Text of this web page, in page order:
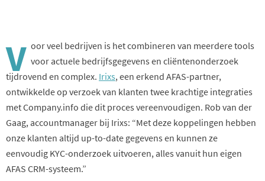
V oor veel bedrijven is het combineren van meerdere tools
voor actuele bedrijfsgegevens en cliëntenonderzoek
tijdrovend en complex. Irixs, een erkend AFAS-partner,
ontwikkelde op verzoek van klanten twee krachtige integraties
met Company.info die dit proces vereenvoudigen. Rob van der
Gaag, accountmanager bij Irixs: “Met deze koppelingen hebben
onze klanten altijd up-to-date gegevens en kunnen ze
eenvoudig KYC-onderzoek uitvoeren, alles vanuit hun eigen
AFAS CRM-systeem.”